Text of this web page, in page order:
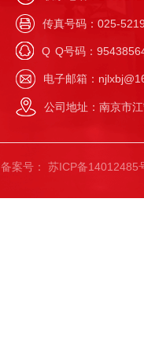
传真号码：025-
Q Q号码：
电子邮箱：
公司地址：南京市
备案号： 苏ICP备14012485